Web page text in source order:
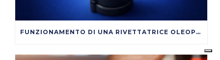
FUNZIONAMENTO DI UNA RIVETTATRICE OLEOPNEUMATICA